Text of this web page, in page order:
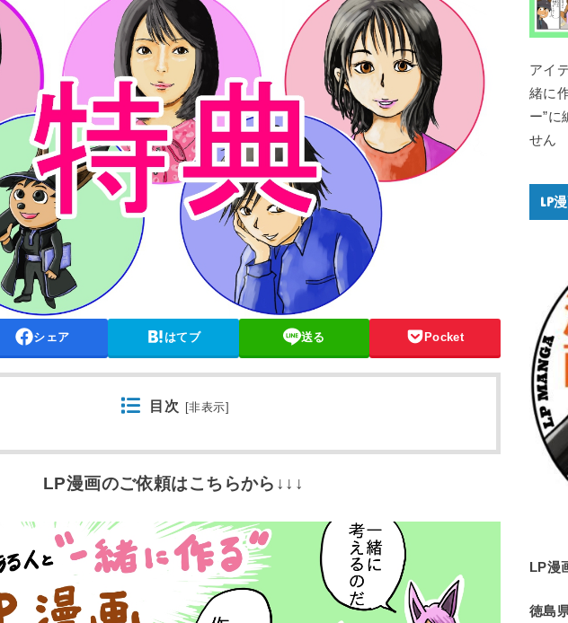
シェア はてブ 送る Pocket
目次 [非表示
LP漫画のご依頼はこちらから↓↓↓
アイ
緒に
ー”
せん
LP
LP漫
徳島